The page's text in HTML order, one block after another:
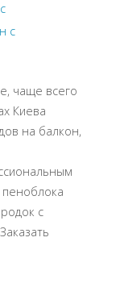
с
чаще всего
Киева
на балкон,
с